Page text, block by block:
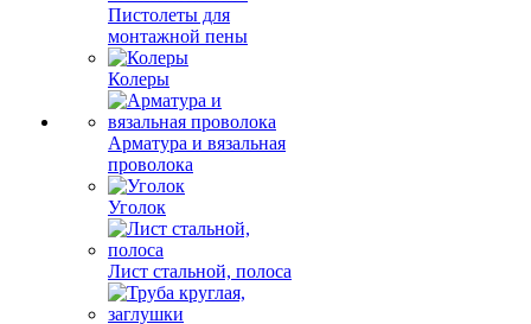
Пистолеты для
монтажной пены
Колеры
Арматура и вязальная
проволока
Уголок
Лист стальной, полоса